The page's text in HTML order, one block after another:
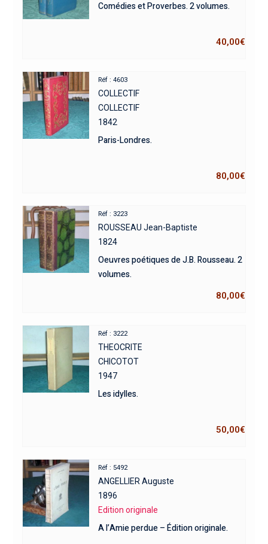
Comédies et Proverbes. 2 volumes.
40,00€
Réf : 4603
COLLECTIF
COLLECTIF
1842
Paris-Londres.
80,00€
Réf : 3223
ROUSSEAU Jean-Baptiste
1824
Oeuvres poétiques de J.B. Rousseau. 2
volumes.
80,00€
Réf : 3222
THEOCRITE
CHICOTOT
1947
Les idylles.
50,00€
Réf : 5492
ANGELLIER Auguste
1896
Edition originale
A l’Amie perdue – Édition originale.